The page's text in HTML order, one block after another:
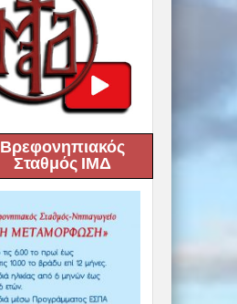
Βρεφονηπιακός
Σταθμός ΙΜΔ